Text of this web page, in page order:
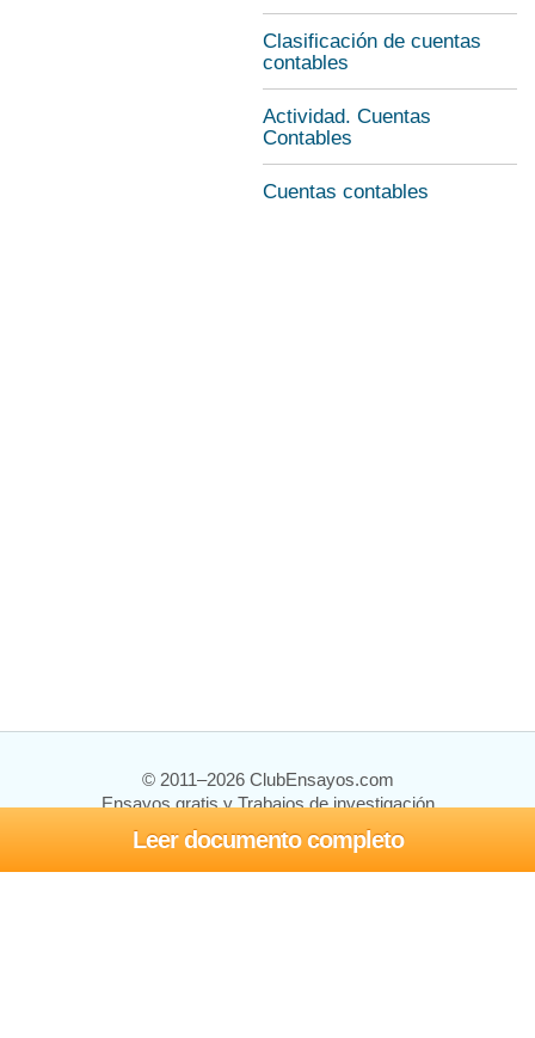
Leer documento completo
Clasificación de cuentas
contables
Actividad. Cuentas
Contables
Cuentas contables
© 2011–2026 ClubEnsayos.com
Ensayos gratis y Trabajos de investigación